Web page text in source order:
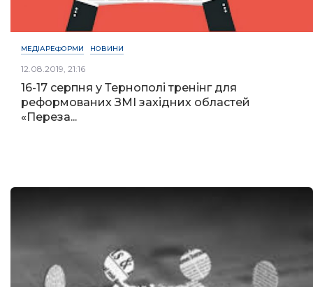
МЕДІАРЕФОРМИ НОВИНИ
12.08.2019, 21:16
16-17 серпня у Тернополі тренінг для
реформованих ЗМІ західних областей
«Переза...